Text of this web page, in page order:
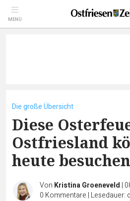
MENÜ
Die große Übersicht
Diese
Ostfriesland
heute besuchen
Von Kristina Groeneveld |
0 Kommentare | Lesedauer: